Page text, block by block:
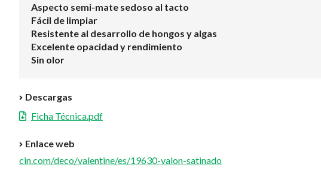
Aspecto semi-mate sedoso al tacto
Fácil de limpiar
Resistente al desarrollo de hongos y algas
Excelente opacidad y rendimiento
Sin olor
Descargas
Ficha Técnica.pdf
Enlace web
cin.com/deco/valentine/es/19630-valon-satinado